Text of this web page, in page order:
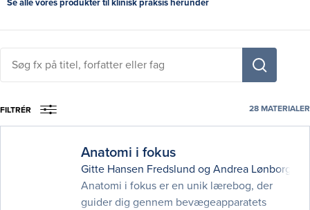
Se alle vores produkter til klinisk praksis herunder
titel,
FILTRÉR 28 MATERIALER
Anatomi i fokus
Gitte Hansen Fredslund og Andrea Lønborg
Anatomi i fokus er en unik lærebog, der
guider dig gennem bevægeapparatets